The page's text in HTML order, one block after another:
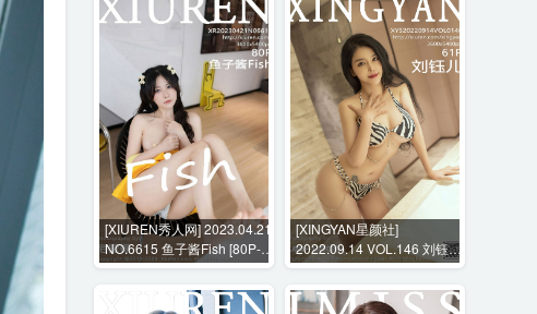
[XIUREN秀人网] 2023.04.21
NO.6615 鱼子酱Fish [80P-
697MB]
[XINGYAN星颜社]
2022.09.14 VOL.146 刘钰儿
[61P-510MB]